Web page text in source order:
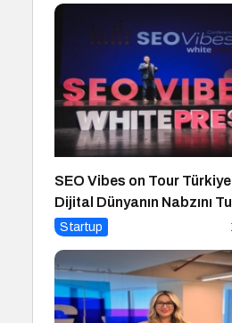
SEO Vibes on Tour
Dijital Dünyanın Nabzını
Etkinlik
Startup